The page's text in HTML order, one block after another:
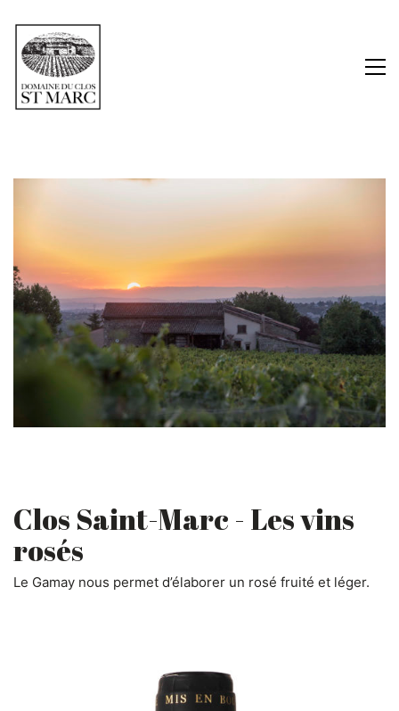
Clos Saint-Marc - Les vins
rosés
Le Gamay nous permet d’élaborer un rosé fruité et léger.